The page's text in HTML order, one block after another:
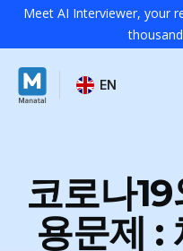
Meet AI Interviewer, your
EN
코로나
용문제 :